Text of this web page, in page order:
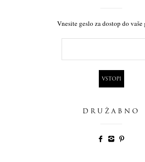
Vnesite geslo za dostop do vaše
DRUŽABNO